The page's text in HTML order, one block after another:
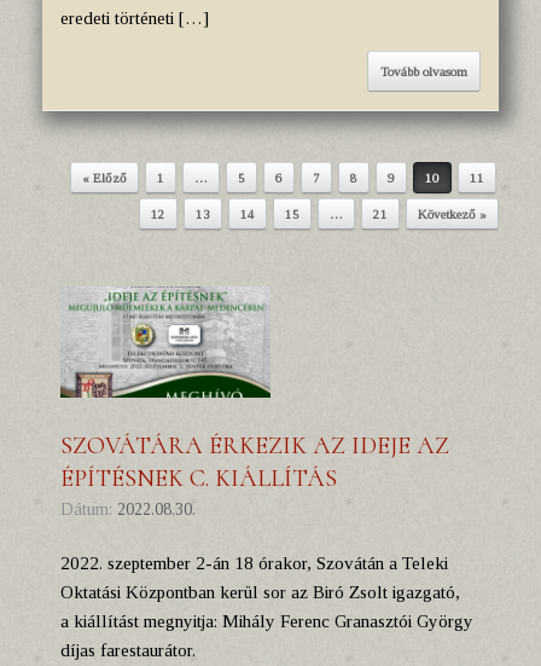
eredeti történeti […]
Tovább olvasom
Post navigation
« Előző 1 … 5 6 7 8 9 10 11
12 13 14 15 … 21 Következő »
SZOVÁTÁRA ÉRKEZIK AZ IDEJE AZ
ÉPÍTÉSNEK C. KIÁLLÍTÁS
Dátum: 2022.08.30.
2022. szeptember 2-án 18 órakor, Szovátán a Teleki
Oktatási Központban kerül sor az Biró Zsolt igazgató,
a kiállítást megnyitja: Mihály Ferenc Granasztói György
díjas farestaurátor.